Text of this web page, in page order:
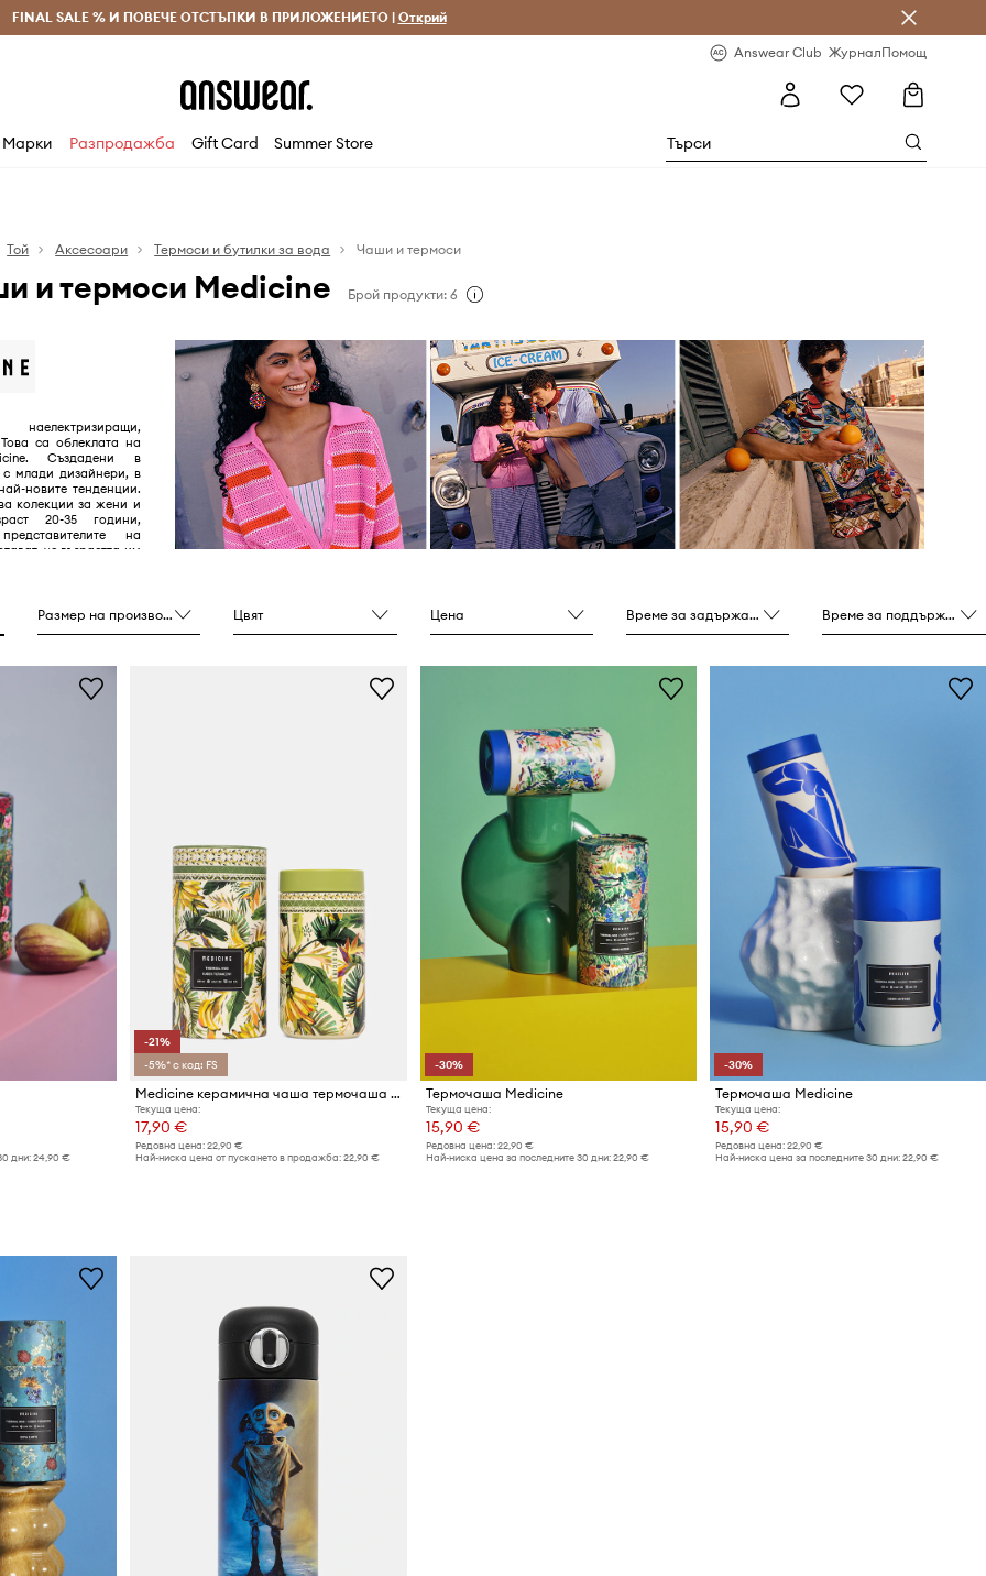
и връщане за поръчки над 70 EUR Доставка 1-5 дни
FINAL SALE % И ПОВЕЧЕ ОТСТЪПКИ В ПРИЛОЖЕНИЕТО | Открий
Answear Club ЖурналПомощ
Марки Разпродажба Gift Card Summer Store
Той Аксесоари Термоси и бутилки за вода Чаши и термоси
и термоси Medicine Брой продукти: 6
са облеклата на
Създадени в
с млади дизайнери, в
новите тенденции.
колекции за жени и
20-35 години,
на
че възрастта им
Размер на производителя Цвят Цена Време за задържане на студена температура Време за поддържане на топлина
дни: 24,90 €
-21%
-5%* с код: FS
Medicine керамична чаша термочаша от неръждаема стомана
Текуща цена:
17,90 €
Редовна цена: 22,90 €
Най-ниска цена от пускането в продажба: 22,90 €
-30%
Термочаша Medicine
Текуща цена:
15,90 €
Редовна цена: 22,90 €
Най-ниска цена за последните 30 дни: 22,90 €
-30%
Термочаша Medicine
Текуща цена:
15,90 €
Редовна цена: 22,90 €
Най-ниска цена за последните 30 дни: 22,90 €